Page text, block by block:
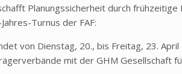
Planungssicherheit durch frühzeitige
Turnus der FAF:
von Dienstag, 20., bis Freitag, 23.
mit der GHM Gesellschaft